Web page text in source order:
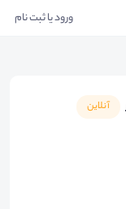
ورود یا ثبت نام
آنلاین